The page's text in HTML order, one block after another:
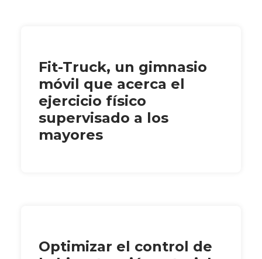
Fit-Truck, un gimnasio
móvil que acerca el
ejercicio físico
supervisado a los
mayores
Optimizar el control de